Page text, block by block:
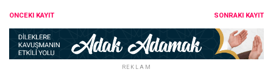
SONRAKI KAYIT
ÖNCEKI KAYIT
REKLAM